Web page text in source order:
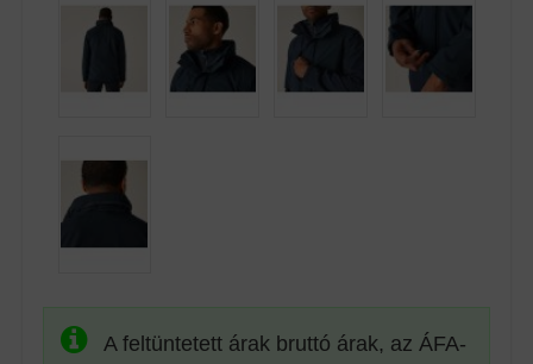
A feltüntetett árak bruttó árak, az ÁFA-